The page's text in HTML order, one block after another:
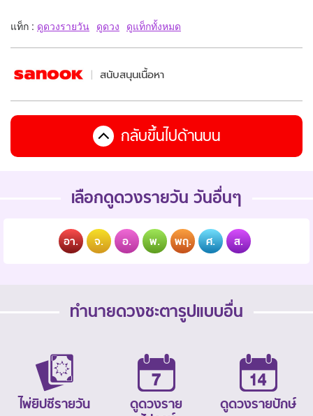
แท็ก : ดูดวงรายวัน ดูดวง ดูแท็กทั้งหมด
สนับสนุนเนื้อหา
กลับขึ้นไปด้านบน
เลือกดูดวงรายวัน วันอื่นๆ
อา. จ. อ. พ. พฤ. ศ. ส.
ทำนายดวงชะตารูปแบบอื่น
ไพ่ยิปซีรายวัน
ดูดวงราย
ดูดวงรายปักษ์